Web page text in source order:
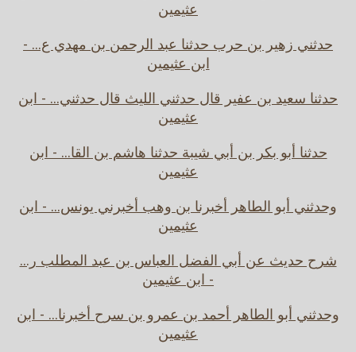
عثيمين
حدثني زهير بن حرب حدثنا عبد الرحمن بن مهدي ع... -
ابن عثيمين
حدثنا سعيد بن عفير قال حدثني الليث قال حدثني... - ابن
عثيمين
حدثنا أبو بكر بن أبي شيبة حدثنا هاشم بن القا... - ابن
عثيمين
وحدثني أبو الطاهر أخبرنا بن وهب أخبرني يونس... - ابن
عثيمين
شرح حديث عن أبي الفضل العباس بن عبد المطلب ر...
- ابن عثيمين
وحدثني أبو الطاهر أحمد بن عمرو بن سرح أخبرنا... - ابن
عثيمين